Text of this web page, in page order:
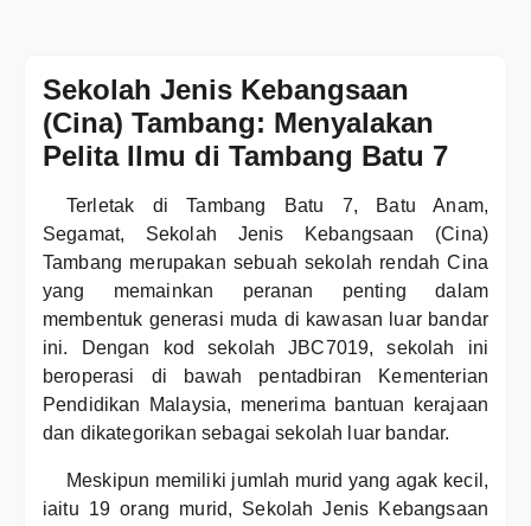
Sekolah Jenis Kebangsaan
(Cina) Tambang: Menyalakan
Pelita Ilmu di Tambang Batu 7
Terletak di Tambang Batu 7, Batu Anam,
Segamat, Sekolah Jenis Kebangsaan (Cina)
Tambang merupakan sebuah sekolah rendah Cina
yang memainkan peranan penting dalam
membentuk generasi muda di kawasan luar bandar
ini. Dengan kod sekolah JBC7019, sekolah ini
beroperasi di bawah pentadbiran Kementerian
Pendidikan Malaysia, menerima bantuan kerajaan
dan dikategorikan sebagai sekolah luar bandar.
Meskipun memiliki jumlah murid yang agak kecil,
iaitu 19 orang murid, Sekolah Jenis Kebangsaan